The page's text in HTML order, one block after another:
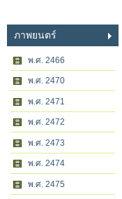
ภาพยนตร์
พ.ศ. 2466
พ.ศ. 2470
พ.ศ. 2471
พ.ศ. 2472
พ.ศ. 2473
พ.ศ. 2474
พ.ศ. 2475